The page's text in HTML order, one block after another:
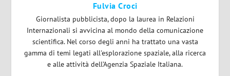
Fulvia Croci
Giornalista pubblicista, dopo la laurea in Relazioni
Internazionali si avvicina al mondo della comunicazione
scientifica. Nel corso degli anni ha trattato una vasta
gamma di temi legati all'esplorazione spaziale, alla ricerca
e alle attività dell’Agenzia Spaziale Italiana.